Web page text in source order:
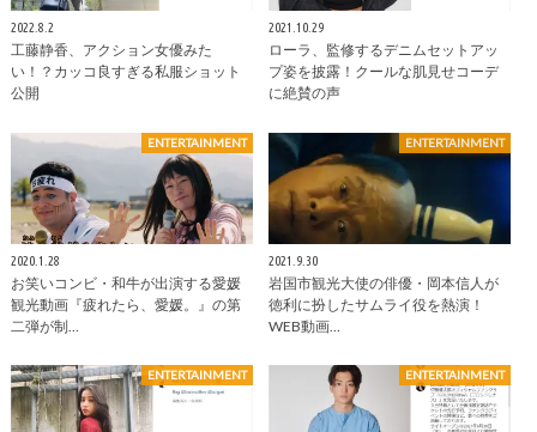
2022.8.2
工藤静香、アクション女優みた
い！？カッコ良すぎる私服ショット
公開
2021.10.29
ローラ、監修するデニムセットアッ
プ姿を披露！クールな肌見せコーデ
に絶賛の声
ENTERTAINMENT
2020.1.28
お笑いコンビ・和牛が出演する愛媛
観光動画『疲れたら、愛媛。』の第
二弾が制…
ENTERTAINMENT
2021.9.30
岩国市観光大使の俳優・岡本信人が
徳利に扮したサムライ役を熱演！
WEB動画…
ENTERTAINMENT ENTERTAINMENT